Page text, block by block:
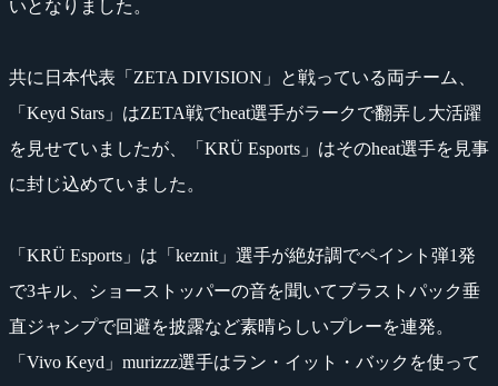
いとなりました。
共に日本代表「ZETA DIVISION」と戦っている両チーム、
「Keyd Stars」はZETA戦でheat選手がラークで翻弄し大活躍
を見せていましたが、「KRÜ Esports」はそのheat選手を見事
に封じ込めていました。
「KRÜ Esports」は「keznit」選手が絶好調でペイント弾1発
で3キル、ショーストッパーの音を聞いてブラストパック垂
直ジャンプで回避を披露など素晴らしいプレーを連発。
「Vivo Keyd」murizzz選手はラン・イット・バックを使って